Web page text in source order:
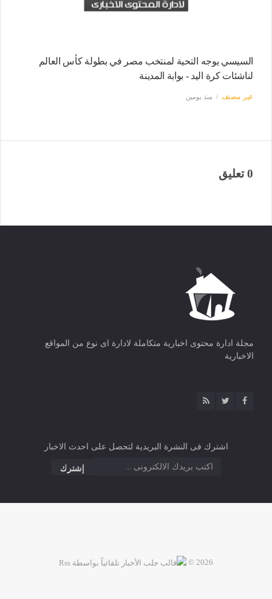
السيسي يوجه التحية لمنتخب مصر في بطولة كأس العالم
لناشئات كرة اليد - بوابة المدينة
غير مصنف منذ يومين
0 تعليق
مجلة ادارة محتوى اخبارية متكاملة لادارة اى نوع من المواقع
الاخبارية
اشترك فى النشرة البريدية لتحصل على احدث الاخبار
2026 ©